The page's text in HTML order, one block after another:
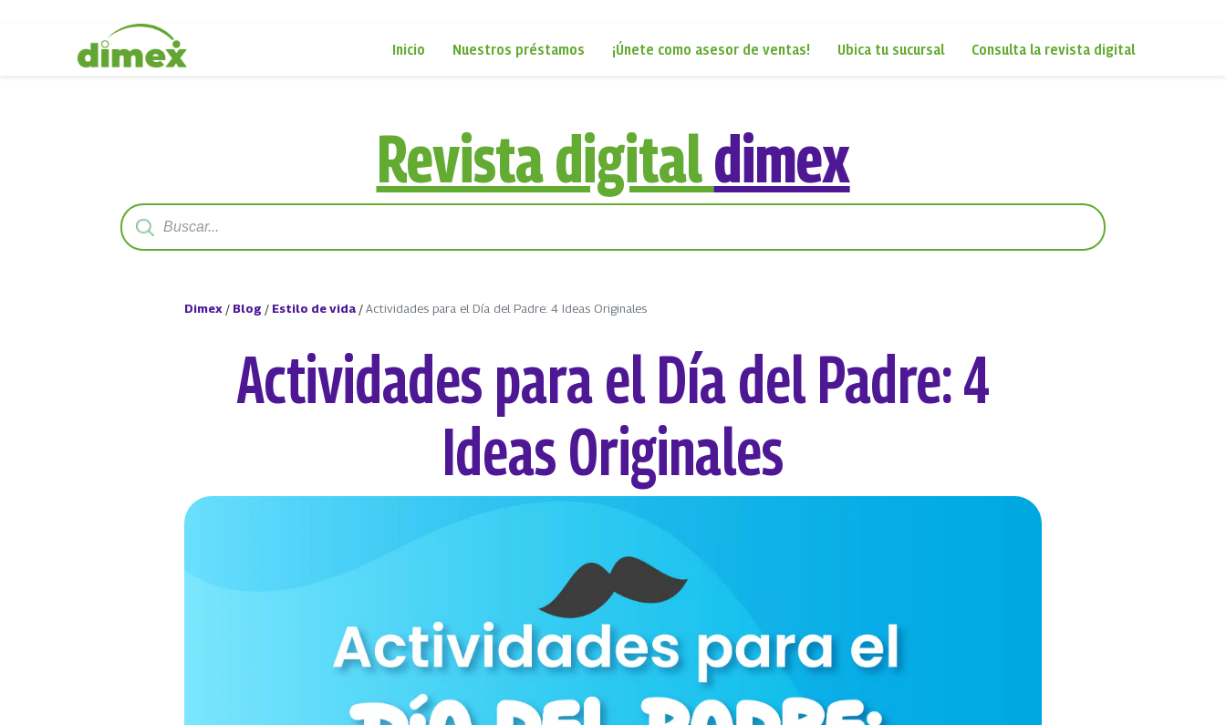
Inicio Nuestros préstamos ¡Únete como asesor de ventas! Ubica tu sucursal Consulta la revista digital
Revista digitaldimex
Dimex / Blog / Estilo de vida /Actividades para el Día del Padre: 4 Ideas Originales
Actividades para el Día del Padre: 4
Ideas Originales